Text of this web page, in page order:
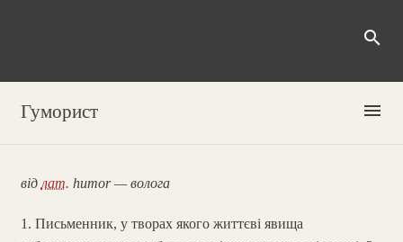
search
Гуморист menu
від лат. humor — волога
1. Письменник, у творах якого життєві явища